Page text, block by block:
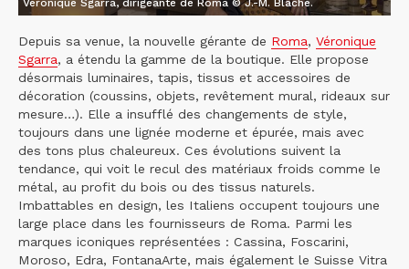
Véronique Sgarra, dirigeante de Roma © J.-M. Blache.
Depuis sa venue, la nouvelle gérante de Roma, Véronique
Sgarra, a étendu la gamme de la boutique. Elle propose
désormais luminaires, tapis, tissus et accessoires de
décoration (coussins, objets, revêtement mural, rideaux sur
mesure…). Elle a insufflé des changements de style,
toujours dans une lignée moderne et épurée, mais avec
des tons plus chaleureux. Ces évolutions suivent la
tendance, qui voit le recul des matériaux froids comme le
métal, au profit du bois ou des tissus naturels.
Imbattables en design, les Italiens occupent toujours une
large place dans les fournisseurs de Roma. Parmi les
marques iconiques représentées : Cassina, Foscarini,
Moroso, Edra, FontanaArte, mais également le Suisse Vitra